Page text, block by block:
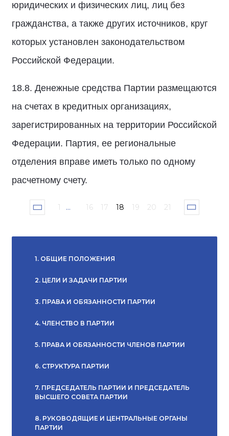
юридических и физических лиц, лиц без
гражданства, а также других источников, круг
которых установлен законодательством
Российской Федерации.
18.8. Денежные средства Партии размещаются
на счетах в кредитных организациях,
зарегистрированных на территории Российской
Федерации. Партия, ее региональные
отделения вправе иметь только по одному
расчетному счету.
1 ... 16 17 18 19 20 21
1. ОБЩИЕ ПОЛОЖЕНИЯ
2. ЦЕЛИ И ЗАДАЧИ ПАРТИИ
3. ПРАВА И ОБЯЗАННОСТИ ПАРТИИ
4. ЧЛЕНСТВО В ПАРТИИ
5. ПРАВА И ОБЯЗАННОСТИ ЧЛЕНОВ ПАРТИИ
6. СТРУКТУРА ПАРТИИ
7. ПРЕДСЕДАТЕЛЬ ПАРТИИ И ПРЕДСЕДАТЕЛЬ
ВЫСШЕГО СОВЕТА ПАРТИИ
8. РУКОВОДЯЩИЕ И ЦЕНТРАЛЬНЫЕ ОРГАНЫ
ПАРТИИ